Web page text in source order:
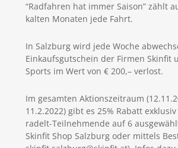
“Radfahren hat immer Saison” zählt
kalten Monaten jede Fahrt.
In Salzburg wird jede Woche
Einkaufsgutschein der Firmen Skinfit
Sports im Wert von € 200,– verlost.
Im gesamten Aktionszeitraum
11.2.2022) gibt es 25% Rabatt
radelt-Teilnehmende auf 6
Skinfit Shop Salzburg oder mittels